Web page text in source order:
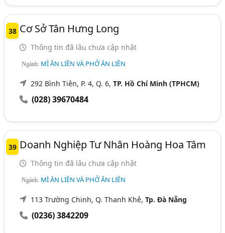
38 Cơ Sở Tân Hưng Long
Thông tin đã lâu chưa cập nhật
Ngành: MÌ ĂN LIỀN VÀ PHỞ ĂN LIỀN
292 Bình Tiên, P. 4, Q. 6,TP. Hồ Chí Minh (TPHCM)
(028) 39670484
39 Doanh Nghiệp Tư Nhân Hoàng Hoa Tâm
Thông tin đã lâu chưa cập nhật
Ngành: MÌ ĂN LIỀN VÀ PHỞ ĂN LIỀN
113 Trường Chinh, Q. Thanh Khê,Tp. Đà Nẵng
(0236) 3842209